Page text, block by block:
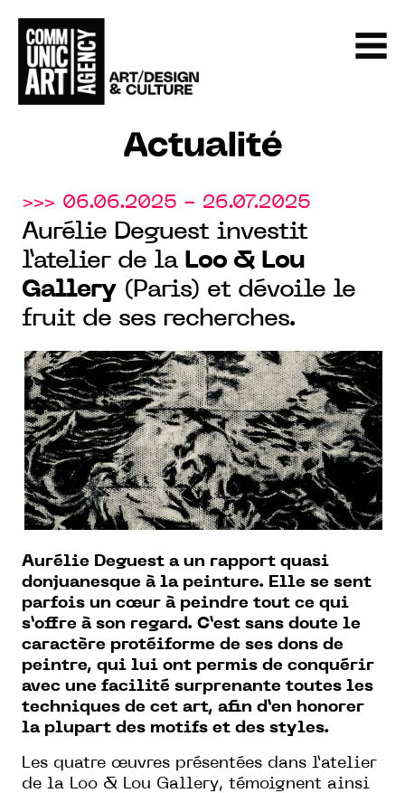
Actualité
>>> 06.06.2025 - 26.07.2025
Aurélie Deguest investit
l’atelier de la Loo & Lou
Gallery (Paris) et dévoile le
fruit de ses recherches.
Aurélie Deguest a un rapport quasi
donjuanesque à la peinture. Elle se sent
parfois un cœur à peindre tout ce qui
s’offre à son regard. C’est sans doute le
caractère protéiforme de ses dons de
peintre, qui lui ont permis de conquérir
avec une facilité surprenante toutes les
techniques de cet art, afin d’en honorer
la plupart des motifs et des styles.
Les quatre œuvres présentées dans l’atelier
de la Loo & Lou Gallery, témoignent ainsi